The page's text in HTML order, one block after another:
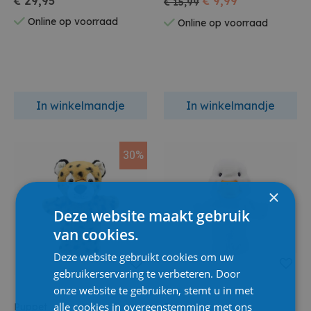
Online op voorraad
In winkelmandje
Online op voorraad
In winkelmandje
30%
Puppet Puppet
×
Deze website maakt gebruik
van cookies.
Deze website gebruikt cookies om uw
gebruikerservaring te verbeteren. Door
onze website te gebruiken, stemt u in met
alle cookies in overeenstemming met ons